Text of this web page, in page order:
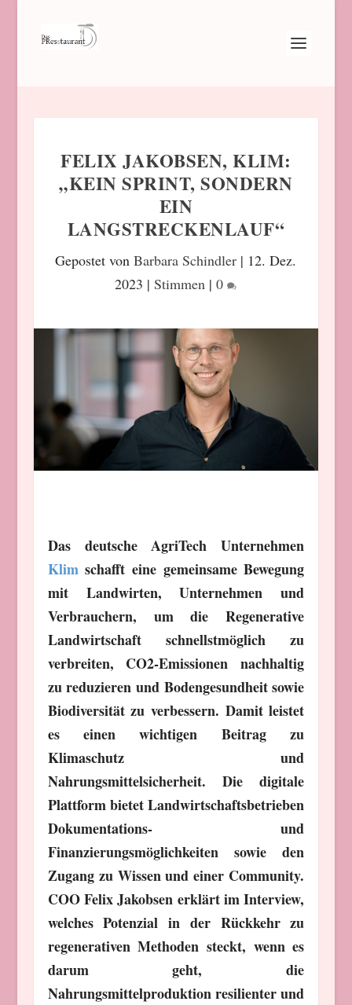
FELIX JAKOBSEN, KLIM:
„KEIN SPRINT, SONDERN
EIN
LANGSTRECKENLAUF“
Gepostet vonBarbara Schindler | 12. Dez.
2023 |Stimmen |0
Das deutsche AgriTech Unternehmen
Klimschafft eine gemeinsame Bewegung
mit Landwirten, Unternehmen und
Verbrauchern, um die Regenerative
Landwirtschaft schnellstmöglich zu
verbreiten, CO2-Emissionen nachhaltig
zu reduzieren und Bodengesundheit sowie
Biodiversität zu verbessern. Damit leistet
es einen wichtigen Beitrag zu
Klimaschutz und
Nahrungsmittelsicherheit. Die digitale
Plattform bietet Landwirtschaftsbetrieben
Dokumentations- und
Finanzierungsmöglichkeiten sowie den
Zugang zu Wissen und einer Community.
COO Felix Jakobsen erklärt im Interview,
welches Potenzial in der Rückkehr zu
regenerativen Methoden steckt, wenn es
darum geht, die
Nahrungsmittelproduktion resilienter und